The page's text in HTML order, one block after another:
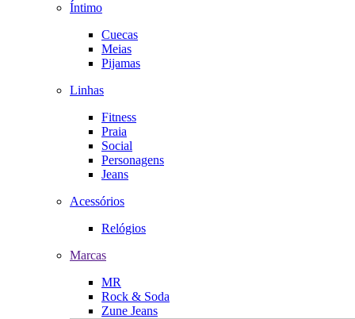
Íntimo
Cuecas
Meias
Pijamas
Linhas
Fitness
Praia
Social
Personagens
Jeans
Acessórios
Relógios
Marcas
MR
Rock & Soda
Zune Jeans